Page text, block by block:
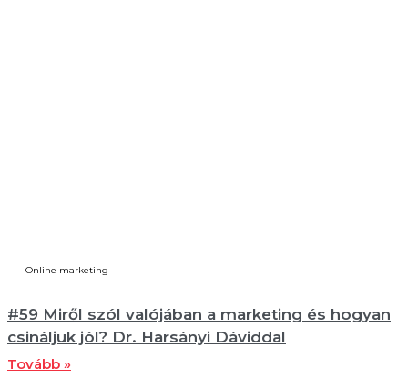
Online marketing
#59 Miről szól valójában a marketing és hogyan
csináljuk jól? Dr. Harsányi Dáviddal
Tovább »